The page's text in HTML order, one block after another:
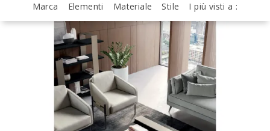
Marca Elementi Materiale Stile I più visti a :